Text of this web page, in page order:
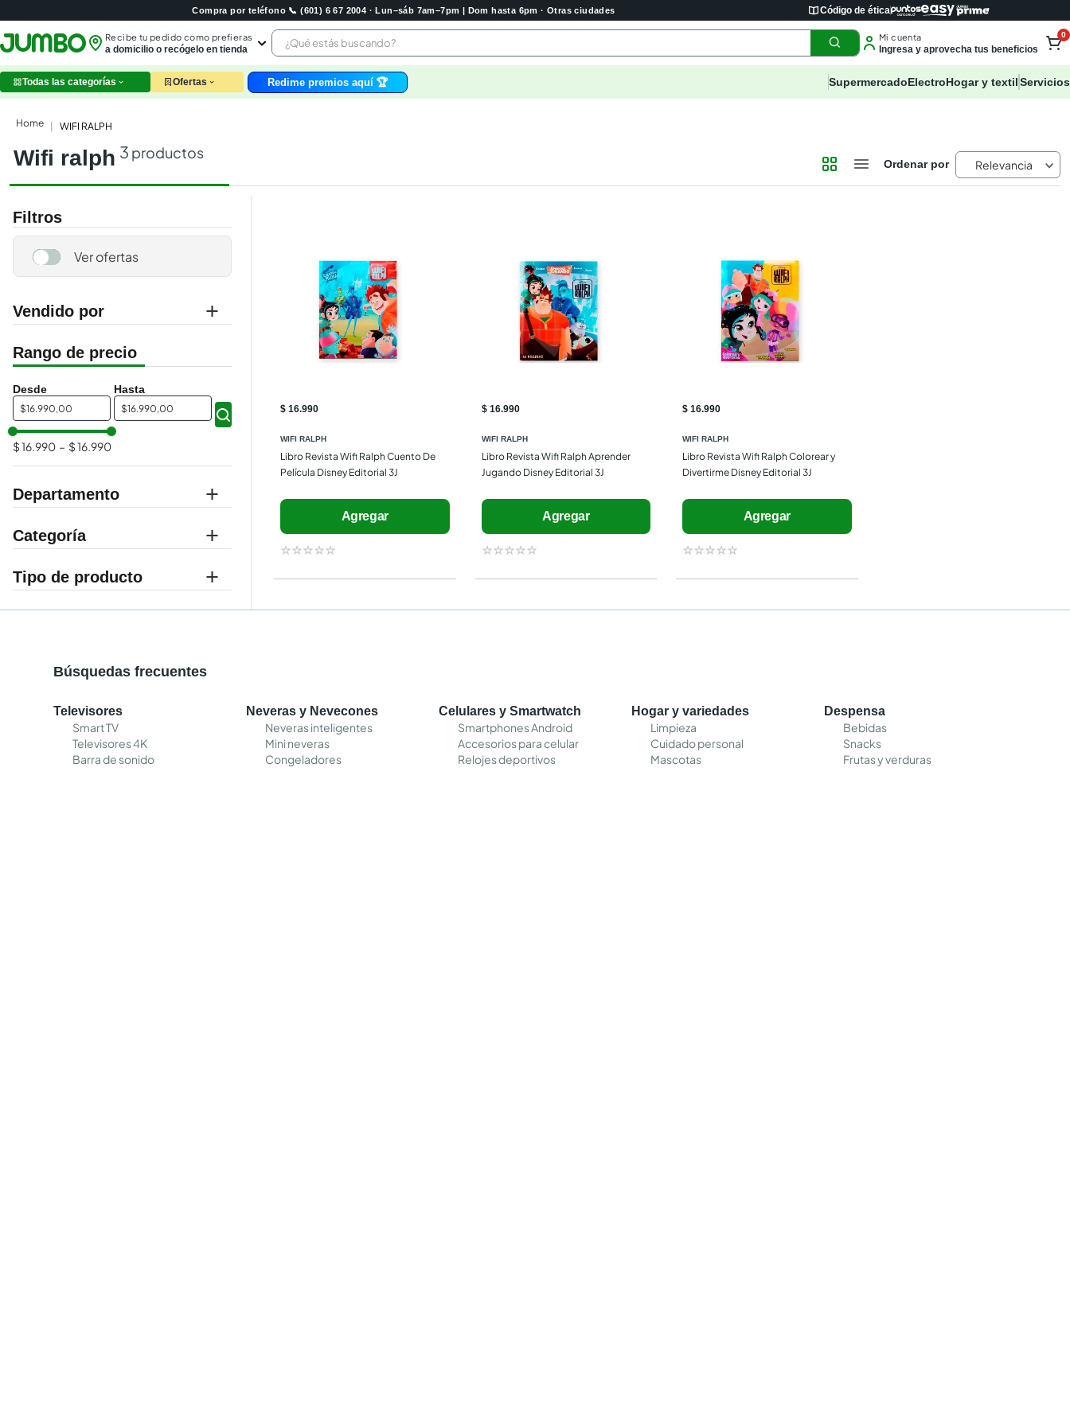
Compra por teléfono 📞 (601) 6 67 2004 · Lun–sáb 7am–7pm | Dom hasta 6pm · Otras ciudades Código de ética
Recibe tu pedido como prefieras
a domicilio o recógelo en tienda
¿Qué estás buscando? Mi cuenta
Ingresa y aprovecha tus beneficios
0
Todas las categorías Ofertas Redime premios aquí 🏆 SupermercadoElectroHogar y textilServicios
WIFI RALPH
wifi ralph 3 productos
Relevancia
Filtros
Departamento
libros y papelería
Categoría
libros
infantil
Vendido por
jumbo
$ $
$ 16.990 – $ 16.990
$ 16.990
WIFI RALPH
Libro Revista Wifi Ralph Cuento De
Película Disney Editorial 3J
Agregar
☆☆☆☆☆
$ 16.990
WIFI RALPH
Libro Revista Wifi Ralph Aprender
Jugando Disney Editorial 3J
Agregar
☆☆☆☆☆
$ 16.990
WIFI RALPH
Libro Revista Wifi Ralph Colorear y
Divertirme Disney Editorial 3J
Agregar
☆☆☆☆☆
Búsquedas frecuentes
Televisores
Smart TV
Televisores 4K
Barra de sonido
Neveras y Nevecones
Neveras inteligentes
Mini neveras
Congeladores
Celulares y Smartwatch
Smartphones Android
Accesorios para celular
Relojes deportivos
Hogar y variedades
Limpieza
Cuidado personal
Mascotas
Despensa
Bebidas
Snacks
Frutas y verduras
leche
carne